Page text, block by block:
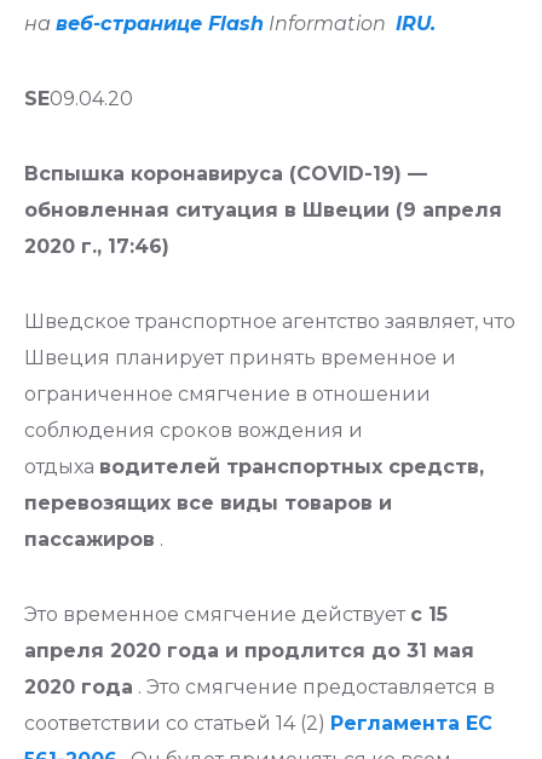
на веб-странице Flash Information IRU.
SE09.04.20
Вспышка коронавируса (COVID-19) —
обновленная ситуация в Швеции (9 апреля
2020 г., 17:46)
Шведское транспортное агентство заявляет, что
Швеция планирует принять временное и
ограниченное смягчение в отношении
соблюдения сроков вождения и
отдыха водителей транспортных средств,
перевозящих все виды товаров и
пассажиров .
Это временное смягчение действует с 15
апреля 2020 года и продлится до 31 мая
2020 года . Это смягчение предоставляется в
соответствии со статьей 14 (2) Регламента ЕС